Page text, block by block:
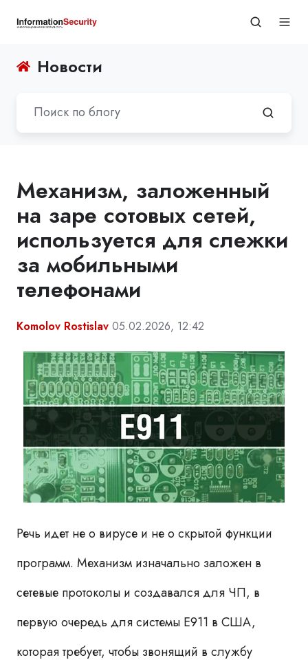
Новости
Механизм, заложенный
на заре сотовых сетей,
используется для слежки
за мобильными
телефонами
Komolov Rostislav 05.02.2026, 12:42
Речь идет не о вирусе и не о скрытой функции
программ. Механизм изначально заложен в
сетевые протоколы и создавался для ЧП, в
первую очередь для системы E911 в США,
которая требует, чтобы звонящий в службу